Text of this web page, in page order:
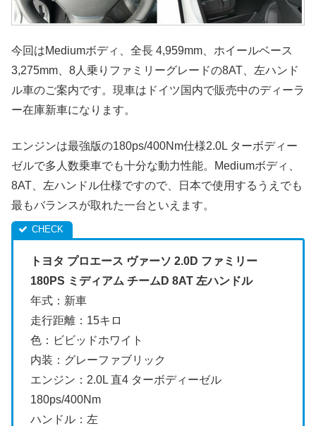
今回はMediumボディ、全長 4,959mm、ホイールベース
3,275mm、8人乗りファミリーグレードの8AT、左ハンド
ル車のご案内です。現車はドイツ国内で販売中のディーラ
ー在庫新車になります。
エンジンは最強版の180ps/400Nm仕様2.0L ターボディー
ゼルで多人数乗車でも十分な動力性能。Mediumボディ、
8AT、左ハンドル仕様ですので、日本で使用するうえでも
最もバランスが取れた一台といえます。
トヨタ プロエース ヴァーソ 2.0D ファミリー
180PS ミディアム チームD 8AT 左ハンドル
年式：新車
走行距離：15キロ
色：ビビッドホワイト
内装：グレーファブリック
エンジン：2.0L 直4 ターボディーゼル
180ps/400Nm
ハンドル：左